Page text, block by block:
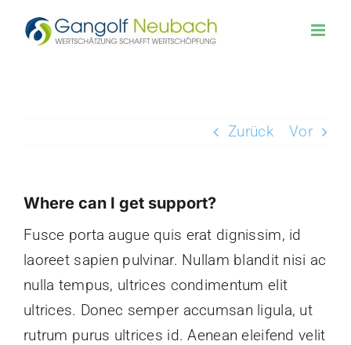
Inhalt
Zurück Vor
Where can I get support?
Fusce porta augue quis erat dignissim, id
laoreet sapien pulvinar. Nullam blandit nisi ac
nulla tempus, ultrices condimentum elit
ultrices. Donec semper accumsan ligula, ut
rutrum purus ultrices id. Aenean eleifend velit